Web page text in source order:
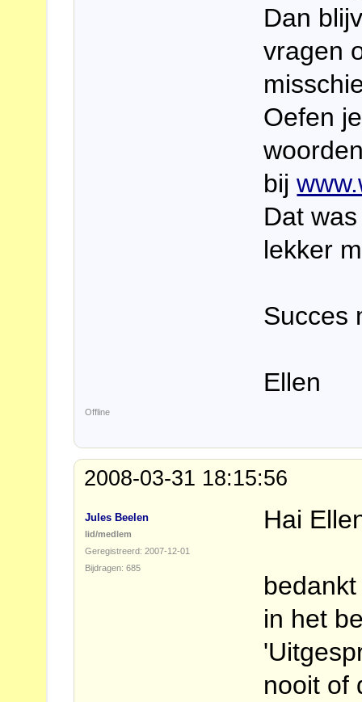
Dan
vragen
Oefen
bij
Dat
lekker
Succes
Ellen
Offline
2008-03-31 18:15:56
Jules Beelen
lid/medlem
Geregistreerd: 2007-12-01
Bijdragen: 685
Hai
in het
nooit of